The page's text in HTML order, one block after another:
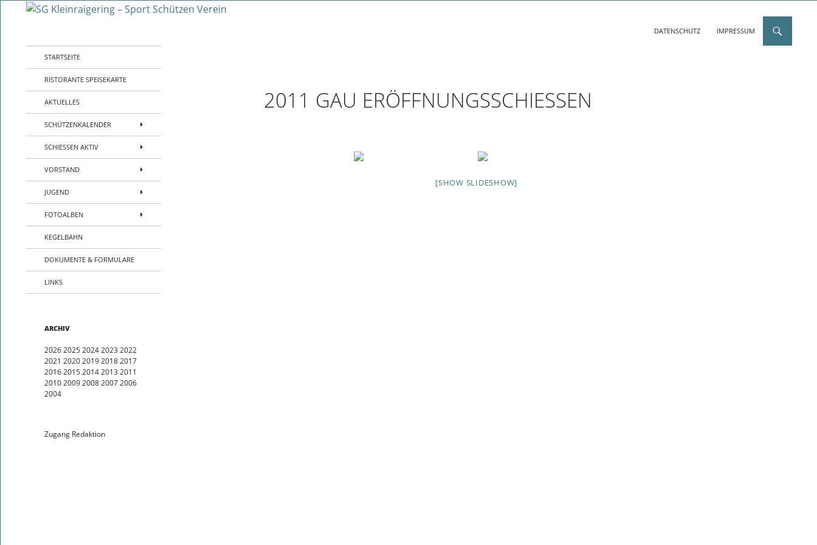
DATENSCHUTZ IMPRESSUM
2011 GAU ERÖFFNUNGSSCHIESSEN
[SHOW SLIDESHOW]
Kleinraigering – Amberg –
STARTSEITE
RISTORANTE SPEISEKARTE
AKTUELLES
SCHÜTZENKALENDER
SCHIESSEN AKTIV
VORSTAND
JUGEND
FOTOALBEN
KEGELBAHN
DOKUMENTE & FORMULARE
LINKS
ARCHIV
2026 2025 2024 2023 2022
2021 2020 2019 2018 2017
2016 2015 2014 2013 2011
2010 2009 2008 2007 2006
2004
Zugang Redaktion